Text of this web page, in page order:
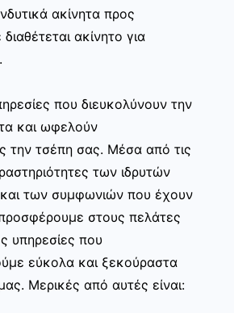
ακίνητα προς
διαθέτεται ακίνητο για
που διευκολύνουν την
και ωφελούν
την τσέπη σας. Μέσα από τις
των ιδρυτών
και των συμφωνιών που έχουν
στους πελάτες
υπηρεσίες που
εύκολα και ξεκούραστα
Μερικές από αυτές είναι: